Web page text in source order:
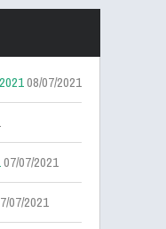
08/07/2021
07/07/2021
07/2021